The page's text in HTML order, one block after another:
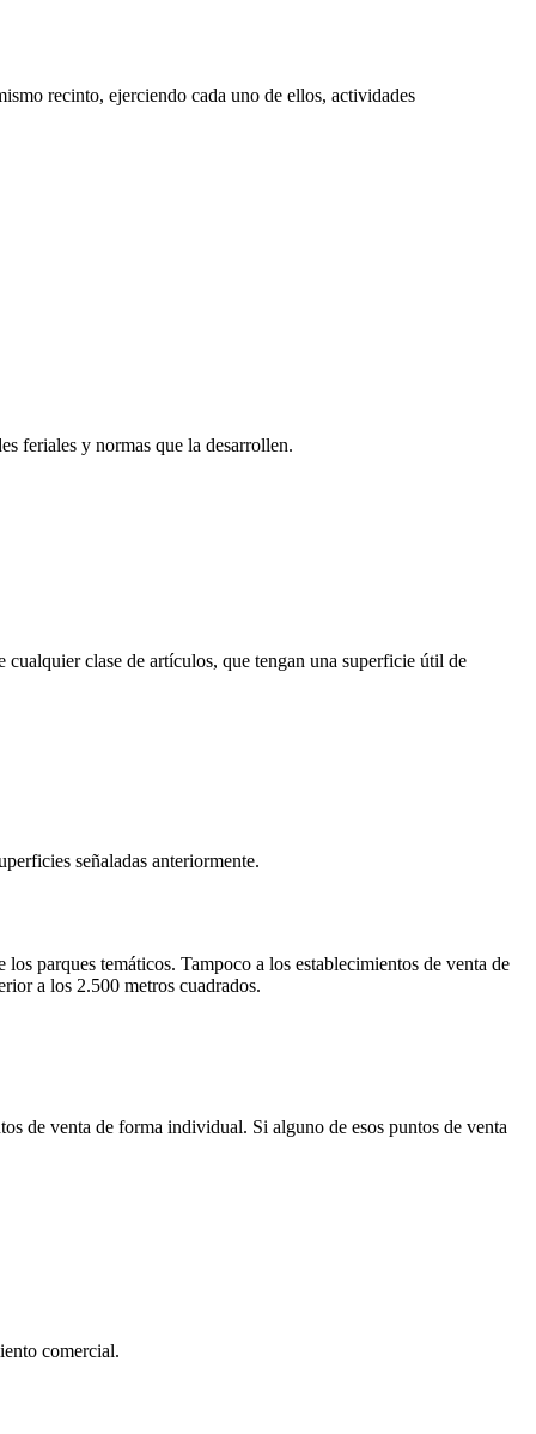
recinto, ejerciendo cada uno de ellos, actividades
feriales y normas que la desarrollen.
clase de artículos, que tengan una superficie útil de
señaladas anteriormente.
parques temáticos. Tampoco a los establecimientos de venta de
a los 2.500 metros cuadrados.
de venta de forma individual. Si alguno de esos puntos de venta
comercial.